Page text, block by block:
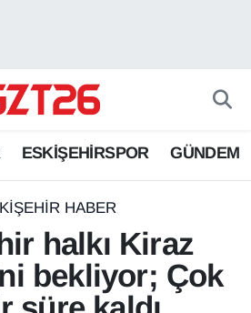
ESKİŞEHİRSPOR GÜNDEM
HABER
halkı Kiraz
bekliyor; Çok
Yoğunluk Haritası
Durumu ve Fikstür